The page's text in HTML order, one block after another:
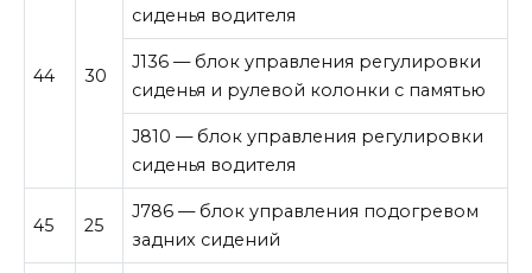
44 30
сиденья водителя
J136 — блок управления регулировки
сиденья и рулевой колонки с памятью
J810 — блок управления регулировки
сиденья водителя
45 25
J786 — блок управления подогревом
задних сидений